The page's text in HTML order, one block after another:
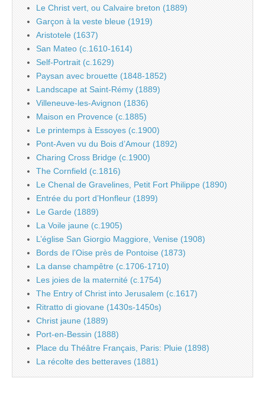
Le Christ vert, ou Calvaire breton (1889)
Garçon à la veste bleue (1919)
Aristotele (1637)
San Mateo (c.1610-1614)
Self-Portrait (c.1629)
Paysan avec brouette (1848-1852)
Landscape at Saint-Rémy (1889)
Villeneuve-les-Avignon (1836)
Maison en Provence (c.1885)
Le printemps à Essoyes (c.1900)
Pont-Aven vu du Bois d’Amour (1892)
Charing Cross Bridge (c.1900)
The Cornfield (c.1816)
Le Chenal de Gravelines, Petit Fort Philippe (1890)
Entrée du port d’Honfleur (1899)
Le Garde (1889)
La Voile jaune (c.1905)
L’église San Giorgio Maggiore, Venise (1908)
Bords de l’Oise près de Pontoise (1873)
La danse champêtre (c.1706-1710)
Les joies de la maternité (c.1754)
The Entry of Christ into Jerusalem (c.1617)
Ritratto di giovane (1430s-1450s)
Christ jaune (1889)
Port-en-Bessin (1888)
Place du Théâtre Français, Paris: Pluie (1898)
La récolte des betteraves (1881)